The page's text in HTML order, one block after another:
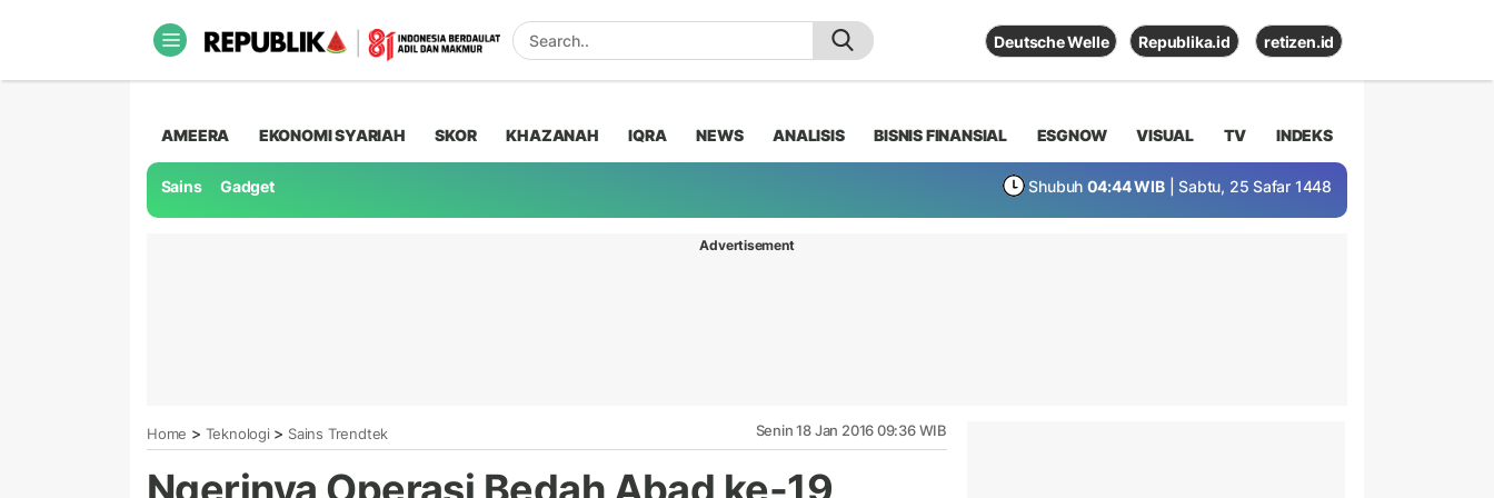
Deutsche Welle Republika.id retizen.id
AMEERA EKONOMI SYARIAH SKOR KHAZANAH IQRA NEWS ANALISIS BISNIS FINANSIAL ESGNOW VISUAL TV INDEKS
Sains Gadget Shubuh 04:44 WIB | Sabtu, 25 Safar 1448
Advertisement
Home > Teknologi > Sains Trendtek Senin 18 Jan 2016 09:36 WIB